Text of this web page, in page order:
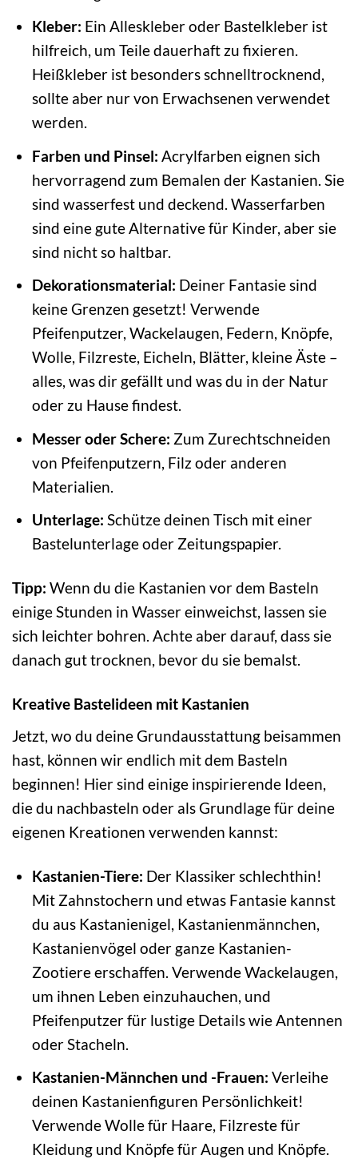
Kleber: Ein Alleskleber oder Bastelkleber ist
hilfreich, um Teile dauerhaft zu fixieren.
Heißkleber ist besonders schnelltrocknend,
sollte aber nur von Erwachsenen verwendet
werden.
Farben und Pinsel: Acrylfarben eignen sich
hervorragend zum Bemalen der Kastanien. Sie
sind wasserfest und deckend. Wasserfarben
sind eine gute Alternative für Kinder, aber sie
sind nicht so haltbar.
Dekorationsmaterial: Deiner Fantasie sind
keine Grenzen gesetzt! Verwende
Pfeifenputzer, Wackelaugen, Federn, Knöpfe,
Wolle, Filzreste, Eicheln, Blätter, kleine Äste –
alles, was dir gefällt und was du in der Natur
oder zu Hause findest.
Messer oder Schere: Zum Zurechtschneiden
von Pfeifenputzern, Filz oder anderen
Materialien.
Unterlage: Schütze deinen Tisch mit einer
Bastelunterlage oder Zeitungspapier.
Tipp: Wenn du die Kastanien vor dem Basteln
einige Stunden in Wasser einweichst, lassen sie
sich leichter bohren. Achte aber darauf, dass sie
danach gut trocknen, bevor du sie bemalst.
Kreative Bastelideen mit Kastanien
Jetzt, wo du deine Grundausstattung beisammen
hast, können wir endlich mit dem Basteln
beginnen! Hier sind einige inspirierende Ideen,
die du nachbasteln oder als Grundlage für deine
eigenen Kreationen verwenden kannst:
Kastanien-Tiere: Der Klassiker schlechthin!
Mit Zahnstochern und etwas Fantasie kannst
du aus Kastanienigel, Kastanienmännchen,
Kastanienvögel oder ganze Kastanien-
Zootiere erschaffen. Verwende Wackelaugen,
um ihnen Leben einzuhauchen, und
Pfeifenputzer für lustige Details wie Antennen
oder Stacheln.
Kastanien-Männchen und -Frauen: Verleihe
deinen Kastanienfiguren Persönlichkeit!
Verwende Wolle für Haare, Filzreste für
Kleidung und Knöpfe für Augen und Knöpfe.